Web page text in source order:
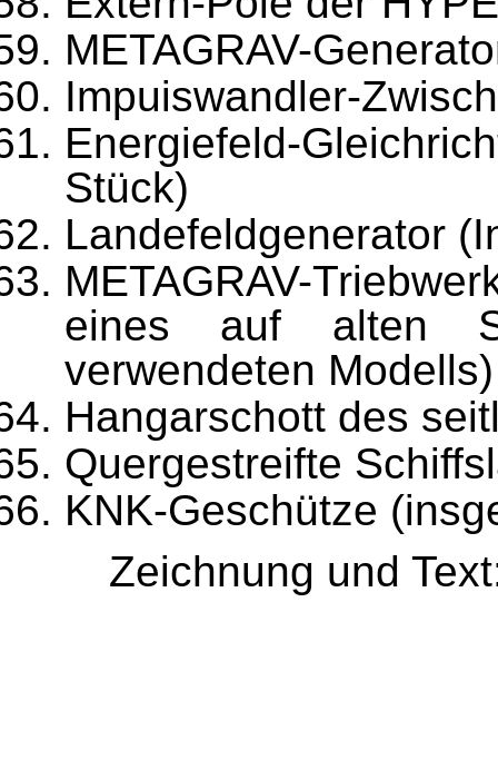
METAGRAV-
Impuiswandler-
Energiefeld-
Stück)
Landefeldgenerator
METAGRAV-
ei­nes auf alten
verwendeten Modells)
Hangarschott des
Quergestreifte
KNK-Geschütze
Zeichnung und